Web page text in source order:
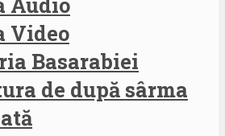
Video
Basarabiei
de după sârma